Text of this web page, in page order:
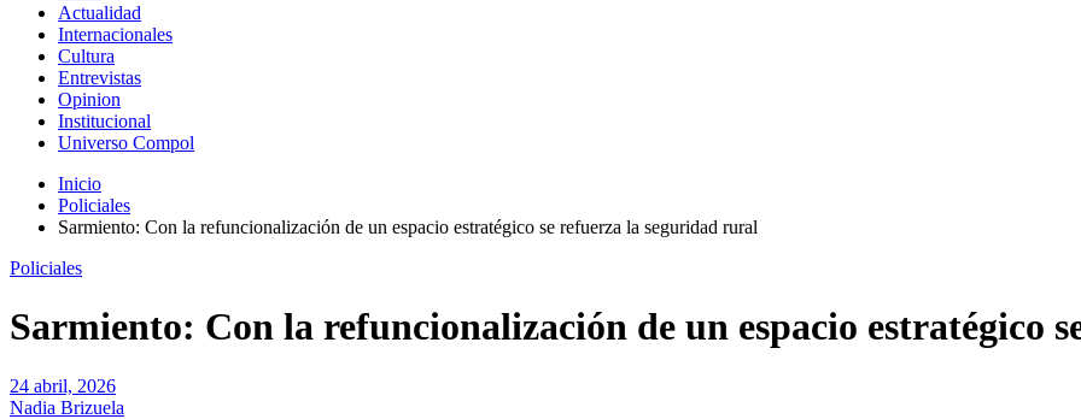
Actualidad
Internacionales
Cultura
Entrevistas
Opinion
Institucional
Universo Compol
Inicio
Policiales
Sarmiento: Con la refuncionalización de un espacio estratégico se refuerza la seguridad rural
Policiales
Sarmiento: Con la refuncionalización de un espacio estratégico
24 abril, 2026
Nadia Brizuela